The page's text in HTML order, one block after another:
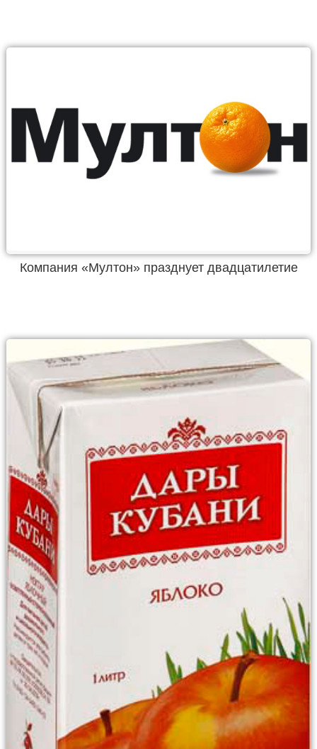
Компания «Мултон» празднует двадцатилетие